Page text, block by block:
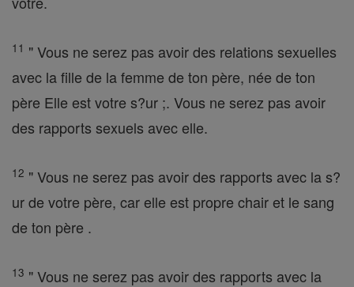
11 " Vous ne serez pas avoir des relations sexuelles
avec la fille de la femme de ton père, née de ton
père Elle est votre s?ur ;. Vous ne serez pas avoir
des rapports sexuels avec elle.
12 " Vous ne serez pas avoir des rapports avec la s?
ur de votre père, car elle est propre chair et le sang
de ton père .
13 " Vous ne serez pas avoir des rapports avec la